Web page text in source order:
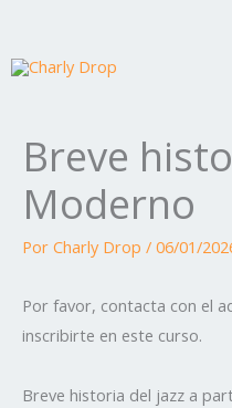
contenido
Breve
Moderno
Por Charly Drop / 06/01/
Por favor, contacta con el
inscribirte en este curso.
Breve historia del jazz a
ERA
DEL
DEL
Y
Y